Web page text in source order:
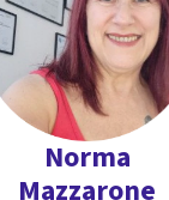
de manera
Norma
Mazzarone